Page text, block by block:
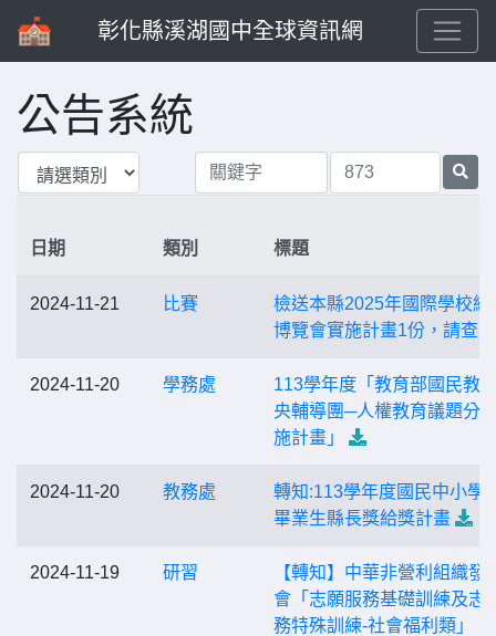
彰化縣溪湖國中全球資訊網
公告系統
日期 類別 標題
2024-11-21 比賽
檢送本縣2025年國際學校網
博覽會實施計畫1份，請查照
2024-11-20 學務處
113學年度「教育部國民教
央輔導團─人權教育議題分
施計畫」
2024-11-20 教務處
轉知:113學年度國民中小學
畢業生縣長獎給獎計畫
2024-11-19 研習
【轉知】中華非營利組織發
會「志願服務基礎訓練及志
務特殊訓練-社會福利類」，